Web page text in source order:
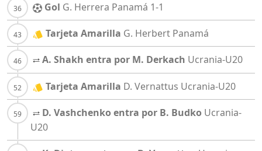
Gol G. Herrera Panamá 1-1
Tarjeta Amarilla G. Herbert Panamá
A. Shakh entra por M. Derkach Ucrania-U20
Tarjeta Amarilla D. Vernattus Ucrania-U20
D. Vashchenko entra por B. Budko Ucrania-
U20